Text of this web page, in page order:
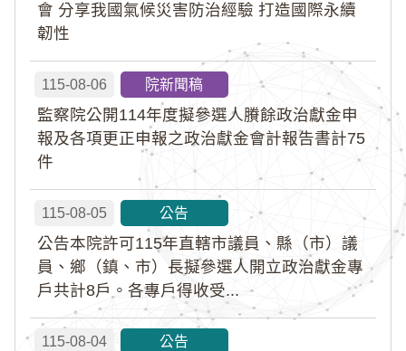
會 分享我國氣候災害防治經驗 打造國際永續
韌性
115-08-06 院新聞稿
監察院公開114年度擬參選人賸餘政治獻金申
報及各項更正申報之政治獻金會計報告書計75
件
115-08-05 公告
公告本院許可115年直轄市議員、縣（市）議
員、鄉（鎮、市）長擬參選人開立政治獻金專
戶共計8戶。各專戶得收受...
115-08-04 公告